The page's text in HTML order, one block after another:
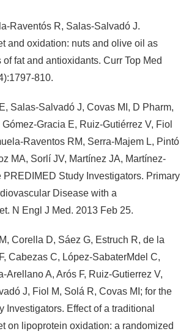
Raventós R, Salas-Salvadó J.
and oxidation: nuts and olive oil as
fat and antioxidants. Curr Top Med
810.
Salas-Salvadó J, Covas MI, D Pharm,
Gracia E, Ruiz-Gutiérrez V, Fiol
Raventos RM, Serra-Majem L, Pintó
MA, Sorlí JV, Martínez JA, Martínez-
PREDIMED Study Investigators. Primary
Disease with a
N Engl J Med. 2013 Feb 25.
Corella D, Sáez G, Estruch R, de la
Cabezas C, López-SabaterMdel C,
Arellano A, Arós F, Ruiz-Gutierrez V,
J, Fiol M, Solá R, Covas MI; for the
Investigators. Effect of a traditional
on lipoprotein oxidation: a randomized